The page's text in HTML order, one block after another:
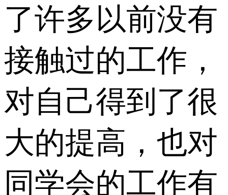
了许多以前没有
接触过的工作，
对自己得到了很
大的提高，也对
同学会的工作有